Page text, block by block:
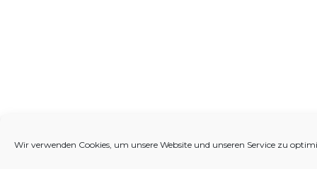
Wir verwenden Cookies, um unsere Website und unseren Service zu